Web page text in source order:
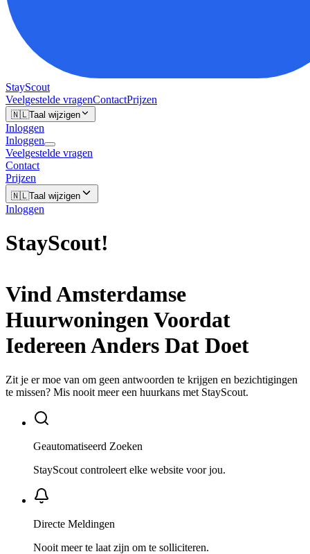
StayScout
Veelgestelde vragenContactPrijzen
🇳🇱Taal wijzigen
Inloggen
Inloggen
Veelgestelde vragen
Contact
Prijzen
🇳🇱Taal wijzigen
Inloggen
StayScout!
VindAmsterdamse
Huurwoningen Voordat
Iedereen Anders Dat Doet
Zit je er moe van om geen antwoorden te krijgen en bezichtigingen
te missen? Mis nooit meer een huurkans met StayScout.
Geautomatiseerd Zoeken
StayScout controleert elke website voor jou.
Directe Meldingen
Nooit meer te laat zijn om te solliciteren.